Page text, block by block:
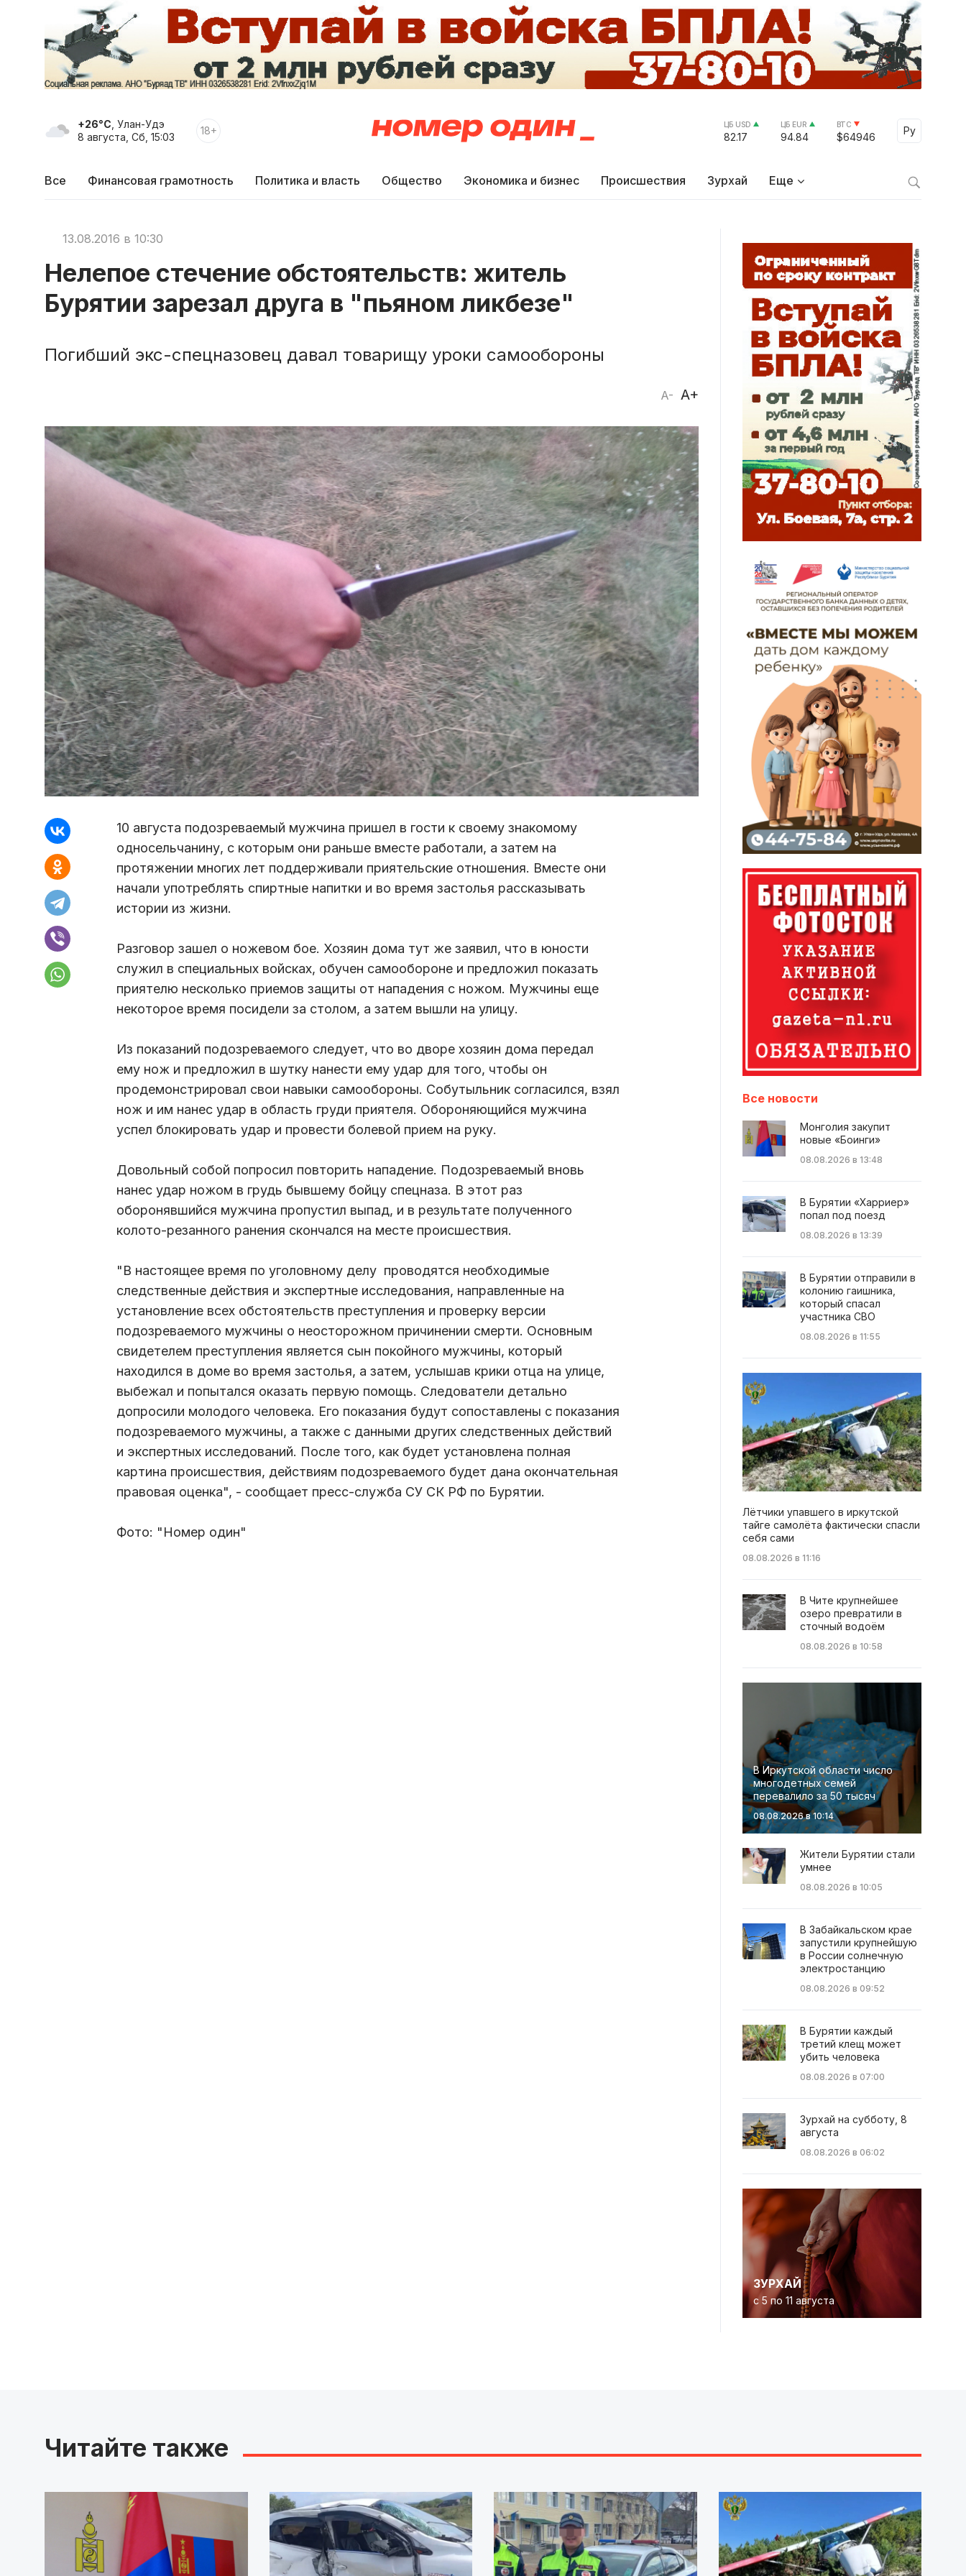
+26°C , Улан-Удэ
8 августа, Сб, 15:03
18+ ЦБ USD
82.17
ЦБ EUR
94.84
BTC
$64946
Ру
Select
Все Финансовая грамотность Политика и власть Общество Экономика и бизнес Происшествия Зурхай Еще
13.08.2016 в 10:30
Нелепое стечение обстоятельств: житель
Бурятии зарезал друга в "пьяном ликбезе"
Погибший экс-спецназовец давал товарищу уроки самообороны
A- A+
10 августа подозреваемый мужчина пришел в гости к своему знакомому
односельчанину, с которым они раньше вместе работали, а затем на
протяжении многих лет поддерживали приятельские отношения. Вместе они
начали употреблять спиртные напитки и во время застолья рассказывать
истории из жизни.
Разговор зашел о ножевом бое. Хозяин дома тут же заявил, что в юности
служил в специальных войсках, обучен самообороне и предложил показать
приятелю несколько приемов защиты от нападения с ножом. Мужчины еще
некоторое время посидели за столом, а затем вышли на улицу.
Из показаний подозреваемого следует, что во дворе хозяин дома передал
ему нож и предложил в шутку нанести ему удар для того, чтобы он
продемонстрировал свои навыки самообороны. Собутыльник согласился, взял
нож и им нанес удар в область груди приятеля. Обороняющийся мужчина
успел блокировать удар и провести болевой прием на руку.
Довольный собой попросил повторить нападение. Подозреваемый вновь
нанес удар ножом в грудь бывшему бойцу спецназа. В этот раз
оборонявшийся мужчина пропустил выпад, и в результате полученного
колото-резанного ранения скончался на месте происшествия.
"В настоящее время по уголовному делу проводятся необходимые
следственные действия и экспертные исследования, направленные на
установление всех обстоятельств преступления и проверку версии
подозреваемого мужчины о неосторожном причинении смерти. Основным
свидетелем преступления является сын покойного мужчины, который
находился в доме во время застолья, а затем, услышав крики отца на улице,
выбежал и попытался оказать первую помощь. Следователи детально
допросили молодого человека. Его показания будут сопоставлены с показания
подозреваемого мужчины, а также с данными других следственных действий
и экспертных исследований. После того, как будет установлена полная
картина происшествия, действиям подозреваемого будет дана окончательная
правовая оценка", - сообщает пресс-служба СУ СК РФ по Бурятии.
Фото: "Номер один"
Все новости
Монголия закупит
новые «Боинги»
08.08.2026 в 13:48
В Бурятии «Харриер»
попал под поезд
08.08.2026 в 13:39
В Бурятии отправили в
колонию гаишника,
который спасал
участника СВО
08.08.2026 в 11:55
Лётчики упавшего в иркутской
тайге самолёта фактически спасли
себя сами
08.08.2026 в 11:16
В Чите крупнейшее
озеро превратили в
сточный водоём
08.08.2026 в 10:58
В Иркутской области число
многодетных семей
перевалило за 50 тысяч
08.08.2026 в 10:14
Жители Бурятии стали
умнее
08.08.2026 в 10:05
В Забайкальском крае
запустили крупнейшую
в России солнечную
электростанцию
08.08.2026 в 09:52
В Бурятии каждый
третий клещ может
убить человека
08.08.2026 в 07:00
Зурхай на субботу, 8
августа
08.08.2026 в 06:02
ЗУРХАЙ
с 5 по 11 августа
Читайте также